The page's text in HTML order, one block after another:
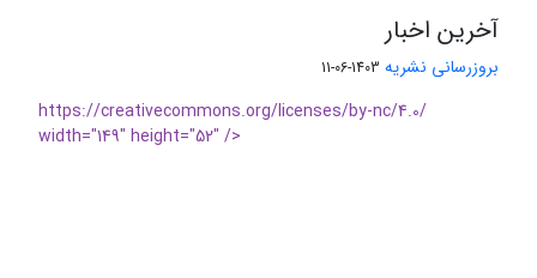
آخرین اخبار
بروزرسانی نشریه 1403-06-11
https://creativecommons.org/licenses/by-nc/4.0/
width="149" height="52" />